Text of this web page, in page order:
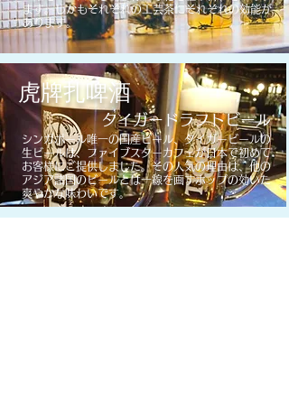
ます。しかもそれぞれの工芸茶にそれぞれの​効能が
あります。
虎牌扎啤酒
シンガポール唯一の国産ビール、タイガービールの
生ビールは、ファイブスターカフェが日本で初めて
お客様にご提供しました。その人気の理由は、他の
アジア諸国のビールとは一線を画すホップの効いた
爽やかな味わいです。
タイガードラフトビール